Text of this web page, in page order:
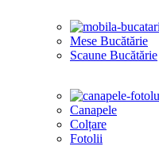
Mese Bucătărie
Scaune Bucătărie
Canapele
Colțare
Fotolii